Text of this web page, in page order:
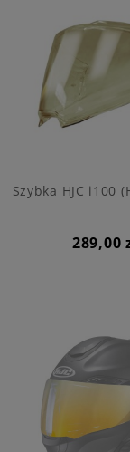
Szybka HJC i100
289,00